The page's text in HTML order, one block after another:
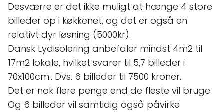
Desværre er det ikke muligt at hænge 4 store
billeder op i køkkenet, og det er også en
relativt dyr løsning (5000kr).
Dansk Lydisolering anbefaler mindst 4m2 til
17m2 lokale, hvilket svarer til 5,7 billeder i
70x100cm.. Dvs. 6 billeder til 7500 kroner.
Det er nok flere penge end de fleste vil bruge.
Og 6 billeder vil samtidig også påvirke